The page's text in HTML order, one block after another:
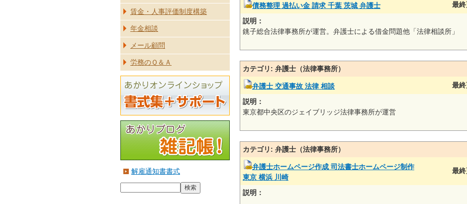
債務整理 過払い金 請求 千葉 茨城 弁護士 最
説明：
銚子総合法律事務所が運営。弁護士による借金問題他「法律相談所」
カテゴリ: 弁護士（法律事務所）
弁護士 交通事故 法律 相談 最
説明：
東京都中央区のジェイブリッジ法律事務所が運営
カテゴリ: 弁護士（法律事務所）
弁護士ホームページ作成 司法書士ホームページ制作
東京 横浜 川崎
最
説明：
賃金・人事評価制度構築
年金相談
メール顧問
労務のＱ＆Ａ
解雇通知書書式